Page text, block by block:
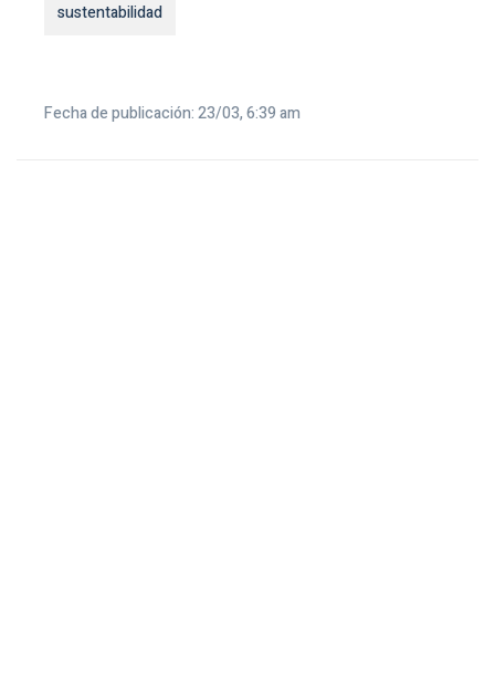
sustentabilidad
Fecha de publicación: 23/03, 6:39 am